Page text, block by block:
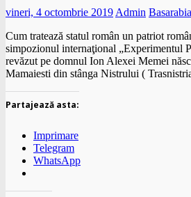
vineri, 4 octombrie 2019 Admin Basarabia
Cum tratează statul român un patriot
simpozionul internaţional „Experimentul
revăzut pe domnul Ion Alexei Memei
Mamaiesti din stânga Nistrului (
Partajează asta:
Imprimare
Telegram
WhatsApp